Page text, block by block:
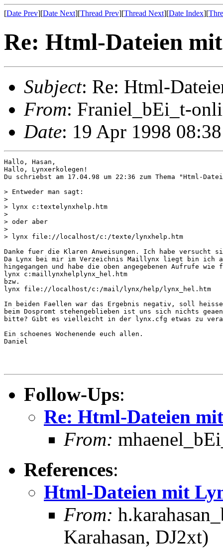
[Date Prev][Date Next][Thread Prev][Thread Next][Date Index][
Re: Html-Dateien
Subject: Re: Html-
From: Franiel_bEi_t-
Date: 19 Apr 1998
Hallo, Hasan,
Hallo, Lynxerkolegen!
Du schriebst am 17.04.98 um 22:36 zum Thema "Html-
> Entweder man sagt:
>
> lynx c:textelynxhelp.htm
>
> oder aber
>
> lynx file://localhost/c:/texte/lynxhelp.htm
Danke fuer die Klaren Anweisungen. Ich habe versucht
Da Lynx bei mir im Verzeichnis Maillynx liegt bin ich
hingegangen und habe die oben angegebenen Aufrufe
lynx c:maillynxhelplynx_hel.htm
bzw.
lynx file://localhost/c:/mail/lynx/help/lynx_hel.htm
In beiden Faellen war das Ergebnis negativ, soll
beim Dospromt stehengeblieben ist uns sich nichts
bitte? Gibt es vielleicht in der lynx.cfg etwas zu
Ein schoenes Wochenende euch allen.
Daniel
Follow-Ups:
Re: Html-Dateien
From:
References:
Html-Dateien mit
From:
Karahasan, DJ2xt)